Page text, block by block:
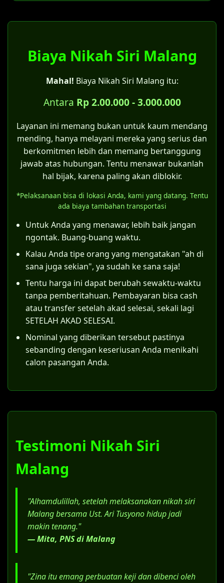
Pencatatan di KK:
Disdukcapil tidak melakukan pencatatan
perkawinan.
keterangan "kawin belum tercatat".
Catatan penting:
Bagi pasangan yang menikah siri, sangat
disarankan untuk mengajukanitsbat nikah
di Pengadilan Agama Malangterlebih
dahulu agar pernikahan tersebut sah
menurut hukum negara dan mendapatkan
Meskipun bisa membuat KK, status "kawin
hukum tersendiri, terutama terkait hak dan
kewajiban anak yang lahir dari pernikahan
tersebut.
Untuk pernikahan yang terjadi di era
1974.
Bagi pernikahan yang dilakukan oleh
memiliki halangan kawin menurut UU No.
1 Tahun 1974.
Kategori kelima inilah yang menjadi celah
hukum bagi pernikahan siri. Asalkan
semua rukun dan syarat sahnya nikah
sesuai hukum Islam (sebagaimana
ditegaskan Pasal 4 Kompilasi Hukum Islam),
maka itsbat nikah dapat diajukan.
Langkah konkretnya adalah suami dan istri
bersama-sama mendaftarkan permohonan
ke Pengadilan Agama di wilayah Malang.
Sebagai contoh, di Pengadilan Agama
Malang, pemohon harus mempersiapkan
dokumen-dokumen berikut:
Surat permohonan yang ditujukan
kepada Ketua Pengadilan Agama Malang.
Salinan identitas (KTP) dan Kartu
menikah siri di Malang (surat nikah siri
Surat konfirmasi dari KUA bahwa
pernikahan belum terdaftar.
Salinan Akta Cerai (bagi yang berstatus
janda/duda).
Surat Kuasa Khusus, jika menggunakan
jasa advokat.
Biaya Nikah Siri Malang
Mahal! Biaya Nikah Siri Malang itu:
Antara Rp 2.00.000 - 3.000.000
Layanan ini memang bukan untuk kaum mendang
mending, hanya melayani mereka yang serius dan
berkomitmen lebih dan memang bertanggung
jawab atas hubungan. Tentu menawar bukanlah
hal bijak, karena paling akan diblokir.
*Pelaksanaan bisa di lokasi Anda, kami yang datang. Tentu
ada biaya tambahan transportasi
Untuk Anda yang menawar, lebih baik jangan
ngontak. Buang-buang waktu.
Kalau Anda tipe orang yang mengatakan "ah di
sana juga sekian", ya sudah ke sana saja!
Tentu harga ini dapat berubah sewaktu-waktu
tanpa pemberitahuan. Pembayaran bisa cash
atau transfer setelah akad selesai, sekali lagi
SETELAH AKAD SELESAI.
Nominal yang diberikan tersebut pastinya
sebanding dengan keseriusan Anda menikahi
calon pasangan Anda.
Testimoni Nikah Siri
Malang
"Alhamdulillah, setelah melaksanakan nikah siri
Malang bersama Ust. Ari Tusyono hidup jadi
makin tenang."
— Mita, PNS di Malang
"Zina itu emang perbuatan keji dan dibenci oleh